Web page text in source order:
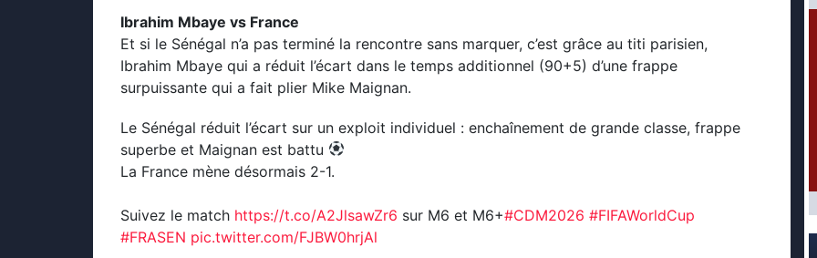
Ibrahim Mbaye vs France
Et si le Sénégal n’a pas terminé la rencontre sans marquer, c’est grâce au titi parisien,
Ibrahim Mbaye qui a réduit l’écart dans le temps additionnel (90+5) d’une frappe
surpuissante qui a fait plier Mike Maignan.
Le Sénégal réduit l’écart sur un exploit individuel : enchaînement de grande classe, frappe
superbe et Maignan est battu
La France mène désormais 2-1.
Suivez le match https://t.co/A2JlsawZr6 sur M6 et M6+#CDM2026 #FIFAWorldCup
#FRASEN pic.twitter.com/FJBW0hrjAl